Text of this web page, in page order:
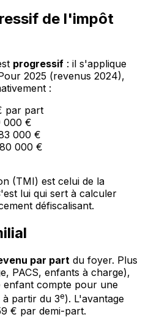
de l'impôt
progressif : il s'applique
2025 (revenus 2024),
:
par part
000 €
000 €
000 €
(TMI) est celui de la
lui qui sert à calculer
défiscalisant.
par part du foyer. Plus
PACS, enfants à charge),
enfant compte pour une
partir du 3e). L'avantage
€ par demi-part.